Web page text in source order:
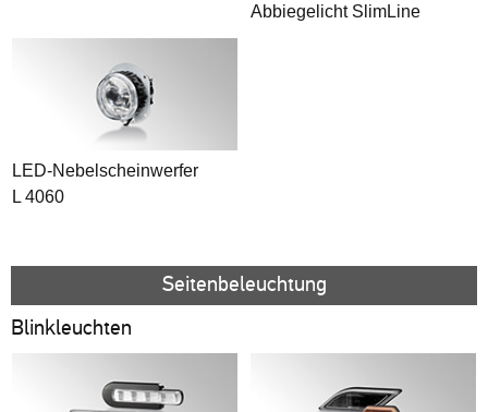
Abbiegelicht SlimLine
LED-Nebelscheinwerfer
L 4060
Seitenbeleuchtung
Blinkleuchten